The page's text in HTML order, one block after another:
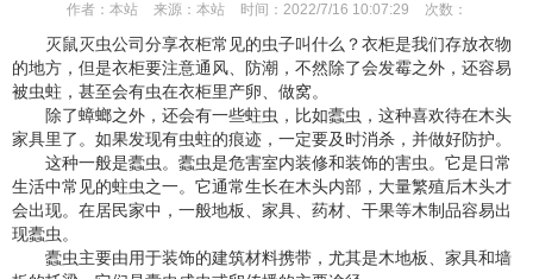
作者： 本站 来源： 本站 时间： 2022/7/16 10:07:29 次数：
灭鼠灭虫公司分享衣柜常见的虫子叫什么？衣柜是我们存放衣物
的地方，但是衣柜要注意通风、防潮，不然除了会发霉之外，还容易
被虫蛀，甚至会有虫在衣柜里产卵、做窝。
除了蟑螂之外，还会有一些蛀虫，比如蠹虫，这种喜欢待在木头
家具里了。如果发现有虫蛀的痕迹，一定要及时消杀，并做好防护。
这种一般是蠹虫。蠹虫是危害室内装修和装饰的害虫。它是日常
生活中常见的蛀虫之一。它通常生长在木头内部，大量繁殖后木头才
会出现。在居民家中，一般地板、家具、药材、干果等木制品容易出
现蠹虫。
蠹虫主要由用于装饰的建筑材料携带，尤其是木地板、家具和墙